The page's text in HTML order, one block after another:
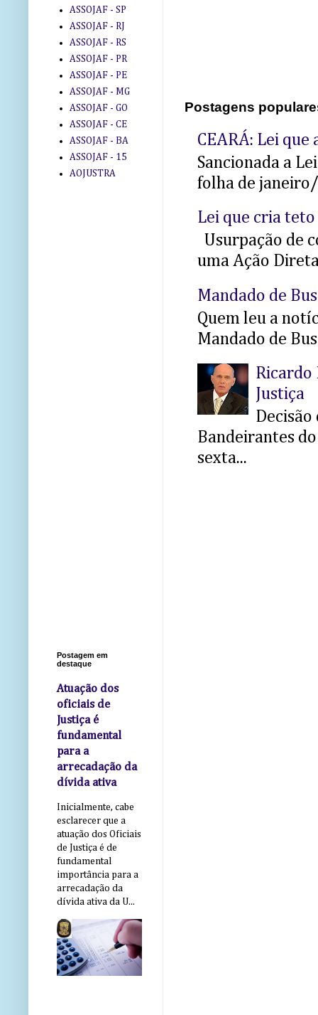
Postagens
CEARÁ: Lei
Sancionada a
folha de
Lei que cria
Usurpação de
uma Ação
Mandado de
Quem leu a
Mandado de
Ricardo
Justiça
Decisão
Bandeirantes
sexta...
ASSOJAF - SP
ASSOJAF - RJ
ASSOJAF - RS
ASSOJAF - PR
ASSOJAF - PE
ASSOJAF - MG
ASSOJAF - GO
ASSOJAF - CE
ASSOJAF - BA
ASSOJAF - 15
AOJUSTRA
Postagem em
destaque
Atuação dos
oficiais de
Justiça é
fundamental
para a
arrecadação da
dívida ativa
Inicialmente, cabe
esclarecer que a
atuação dos Oficiais
de Justiça é de
fundamental
importância para a
arrecadação da
dívida ativa da U...